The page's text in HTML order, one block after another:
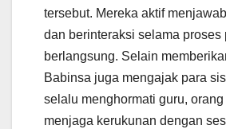
tersebut. Mereka aktif
dan berinteraksi selama proses
berlangsung. Selain
Babinsa juga mengajak para
selalu menghormati guru, orang
menjaga kerukunan dengan